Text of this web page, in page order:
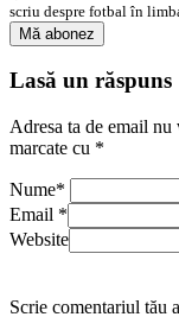
scriu despre fotbal în
Lasă un răspuns
Adresa ta de email
marcate cu *
Nume*
Email *
Website
Scrie comentariul tău